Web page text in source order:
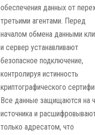
обеспечения данных от
третьими агентами. Перед
началом обмена данными
и сервер устанавливают
безопасное подключение,
контролируя истинность
криптографического
Все данные защищаются на
источника и
только адресатом, что